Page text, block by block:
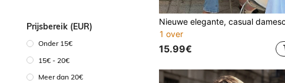
Prijsbereik (EUR)
Onder 15€
15€ - 20€
Meer dan 20€
1 over
15.99€